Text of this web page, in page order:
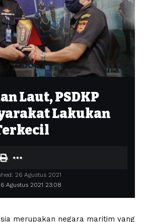
Laut, PSDKP
Lakukan
Agustus 2021 23:08
26 Agustus 2021
merupakan negara maritim yang